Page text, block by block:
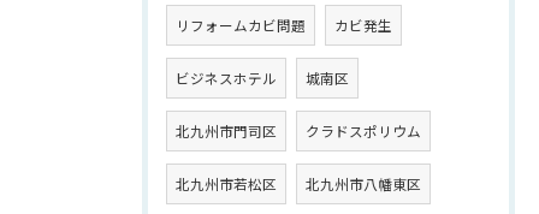
リフォームカビ問題 カビ発生
ビジネスホテル 城南区
北九州市門司区 クラドスポリウム
北九州市若松区 北九州市八幡東区